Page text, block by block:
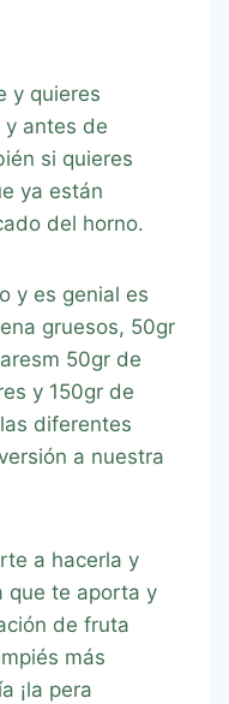
y quieres
y antes de
si quieres
ya están
del horno.
y es genial es
gruesos, 50gr
50gr de
y 150gr de
diferentes
a nuestra
a hacerla y
que te aporta y
de fruta
más
¡la pera